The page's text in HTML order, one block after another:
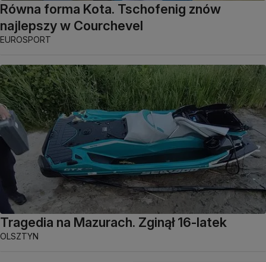
Równa forma Kota. Tschofenig znów
najlepszy w Courchevel
EUROSPORT
Tragedia na Mazurach. Zginął 16-latek
OLSZTYN